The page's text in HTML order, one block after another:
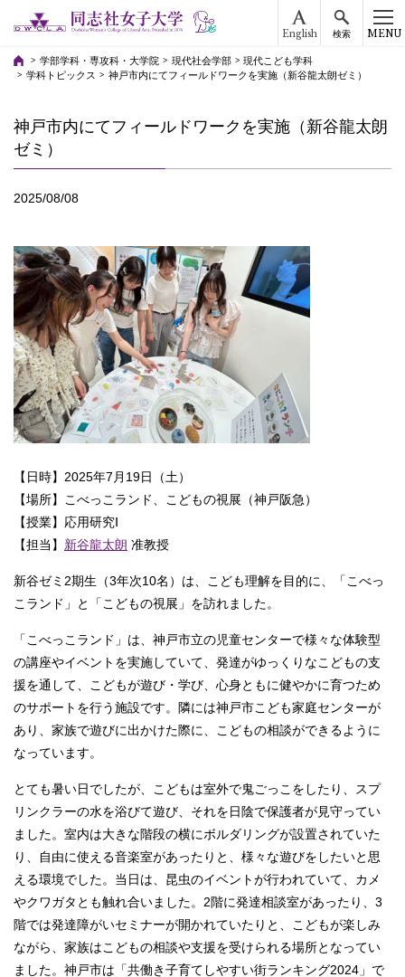
English 検索 MENU
学部学科・専攻科・大学院 現代社会学部
現代こども学科
学科トピックス
神戸市内にてフィールドワークを実施（新谷龍太朗ゼミ）
神戸市内にてフィールドワークを実施（新谷龍太朗
ゼミ）
2025/08/08
【日時】2025年7月19日（土）
【場所】こべっこランド、こどもの視展（神戸阪急）
【授業】応用研究Ⅰ
【担当】 新谷龍太朗 准教授
新谷ゼミ2期生（3年次10名）は、こども理解を目的に、「こべっ
こランド」と「こどもの視展」を訪れました。
「こべっこランド」は、神戸市立の児童センターで様々な体験型
の講座やイベントを実施していて、発達がゆっくりなこどもの支
援を通して、こどもが遊び・学び、心身ともに健やかに育つため
のサポートを行う施設です。隣には神戸市こども家庭センターが
あり、家族で遊びに出かけた際に、こどもの相談ができるように
なっています。
とても暑い日でしたが、こどもは室外で鬼ごっこをしたり、スプ
リンクラーの水を浴びて遊び、それを日陰で保護者が見守ってい
ました。室内は大きな階段の横にボルダリングが設置されていた
り、自由に使える音楽室があったりと、様々な遊びをしたいと思
える環境でした。当日は、昆虫のイベントが行われていて、カメ
やクワガタとも触れ合いました。2階に発達相談室があったり、3
階では発達障がいセミナーが開かれていたりと、こどもが楽しみ
ながら、家族はこどもの相談や支援を受けられる場所となってい
ました。神戸市は「共働き子育てしやすい街ランキング2024」で